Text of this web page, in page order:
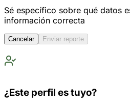
Sé específico sobre qué datos
información correcta
Cancelar Enviar reporte
¿Este perfil es tuyo?